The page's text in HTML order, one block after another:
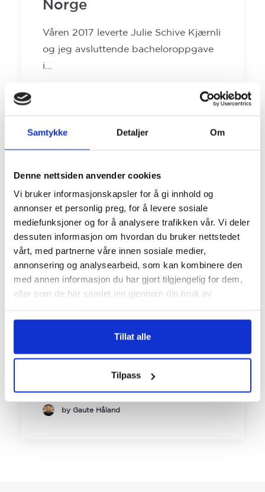
Samtykke Detaljer Om
Denne nettsiden anvender cookies
Vi bruker informasjonskapsler for å gi innhold og
annonser et personlig preg, for å levere sosiale
mediefunksjoner og for å analysere trafikken vår. Vi deler
dessuten informasjon om hvordan du bruker nettstedet
vårt, med partnerne våre innen sosiale medier,
annonsering og analysearbeid, som kan kombinere den
med annen informasjon du har gjort tilgjengelig for dem,
eller som de har samlet inn gjennom din bruk av
Tillat alle
Tilpass
Norge
Våren 2017 leverte Julie Schive Kjærnli
og jeg avsluttende bacheloroppgave
i…
Hva er inbound
marketing og er det
Du har helt sikkert hørt om det, men
hva er inbound marketing. Det er et
by Gaute Håland